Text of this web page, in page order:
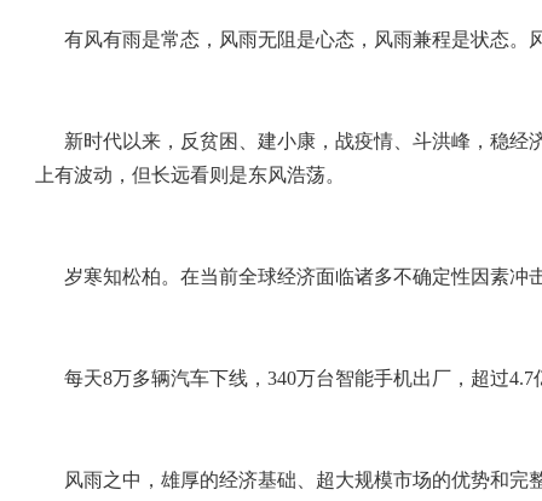
有风有雨是常态，风雨无阻是心态，风雨兼程是状态
新时代以来，反贫困、建小康，战疫情、斗洪峰，稳
上有波动，但长远看则是东风浩荡。
岁寒知松柏。在当前全球经济面临诸多不确定性因素冲
每天8万多辆汽车下线，340万台智能手机出厂，超过
风雨之中，雄厚的经济基础、超大规模市场的优势和